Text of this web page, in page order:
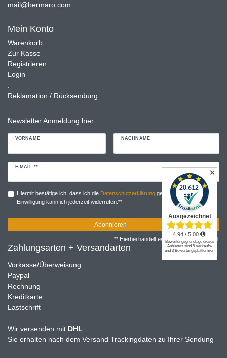
mail@bermaro.com
Mein Konto
Warenkorb
Zur Kasse
Registrieren
Login
.
Reklamation / Rücksendung
Newsletter Anmeldung hier:
VORNAME NACHNAME
E-MAIL **
Newsletter
Hiermit bestätige ich, dass ich die Daten­schutz­erklärunggelesen habe. Meine
Einwilligung kann ich jederzeit widerrufen.**
Abonnieren
** Hierbei handelt es sich um ein Pflichtfeld.
Zahlungsarten + Versandarten
Vorkasse/Überweisung
Paypal
Rechnung
Kreditkarte
Lastschrift
Wir versenden mit DHL
Sie erhalten nach dem Versand Trackingdaten zu Ihrer Sendung
✕